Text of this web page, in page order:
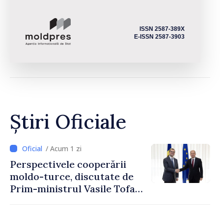
ISSN 2587-389X
E-ISSN 2587-3903
Știri Oficiale
/ Acum 1 zi
Perspectivele cooperării
moldo-turce, discutate de
Prim-ministrul Vasile Tofan